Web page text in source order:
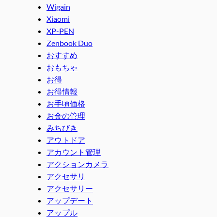
Wigain
Xiaomi
XP-PEN
Zenbook Duo
おすすめ
おもちゃ
お得
お得情報
お手頃価格
お金の管理
みちびき
アウトドア
アカウント管理
アクションカメラ
アクセサリ
アクセサリー
アップデート
アップル